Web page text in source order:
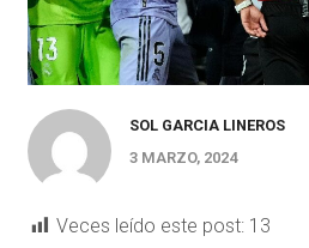
SOL GARCIA LINEROS
3 MARZO, 2024
Veces leído este post: 13